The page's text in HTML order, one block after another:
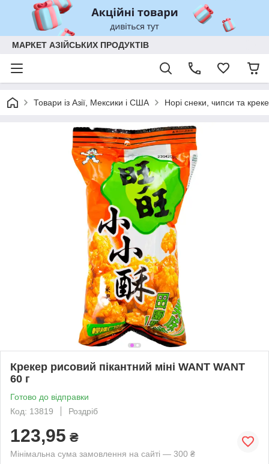
МАРКЕТ АЗІЙСЬКИХ ПРОДУКТІВ
Товари із Азії, Мексики і США Норі снеки, чипси та
Крекер рисовий пікантний міні WANT WANT
60 г
Готово до відправки
Код: 13819
Роздріб
123,95 ₴
Мінімальна сума замовлення на сайті — 300 ₴